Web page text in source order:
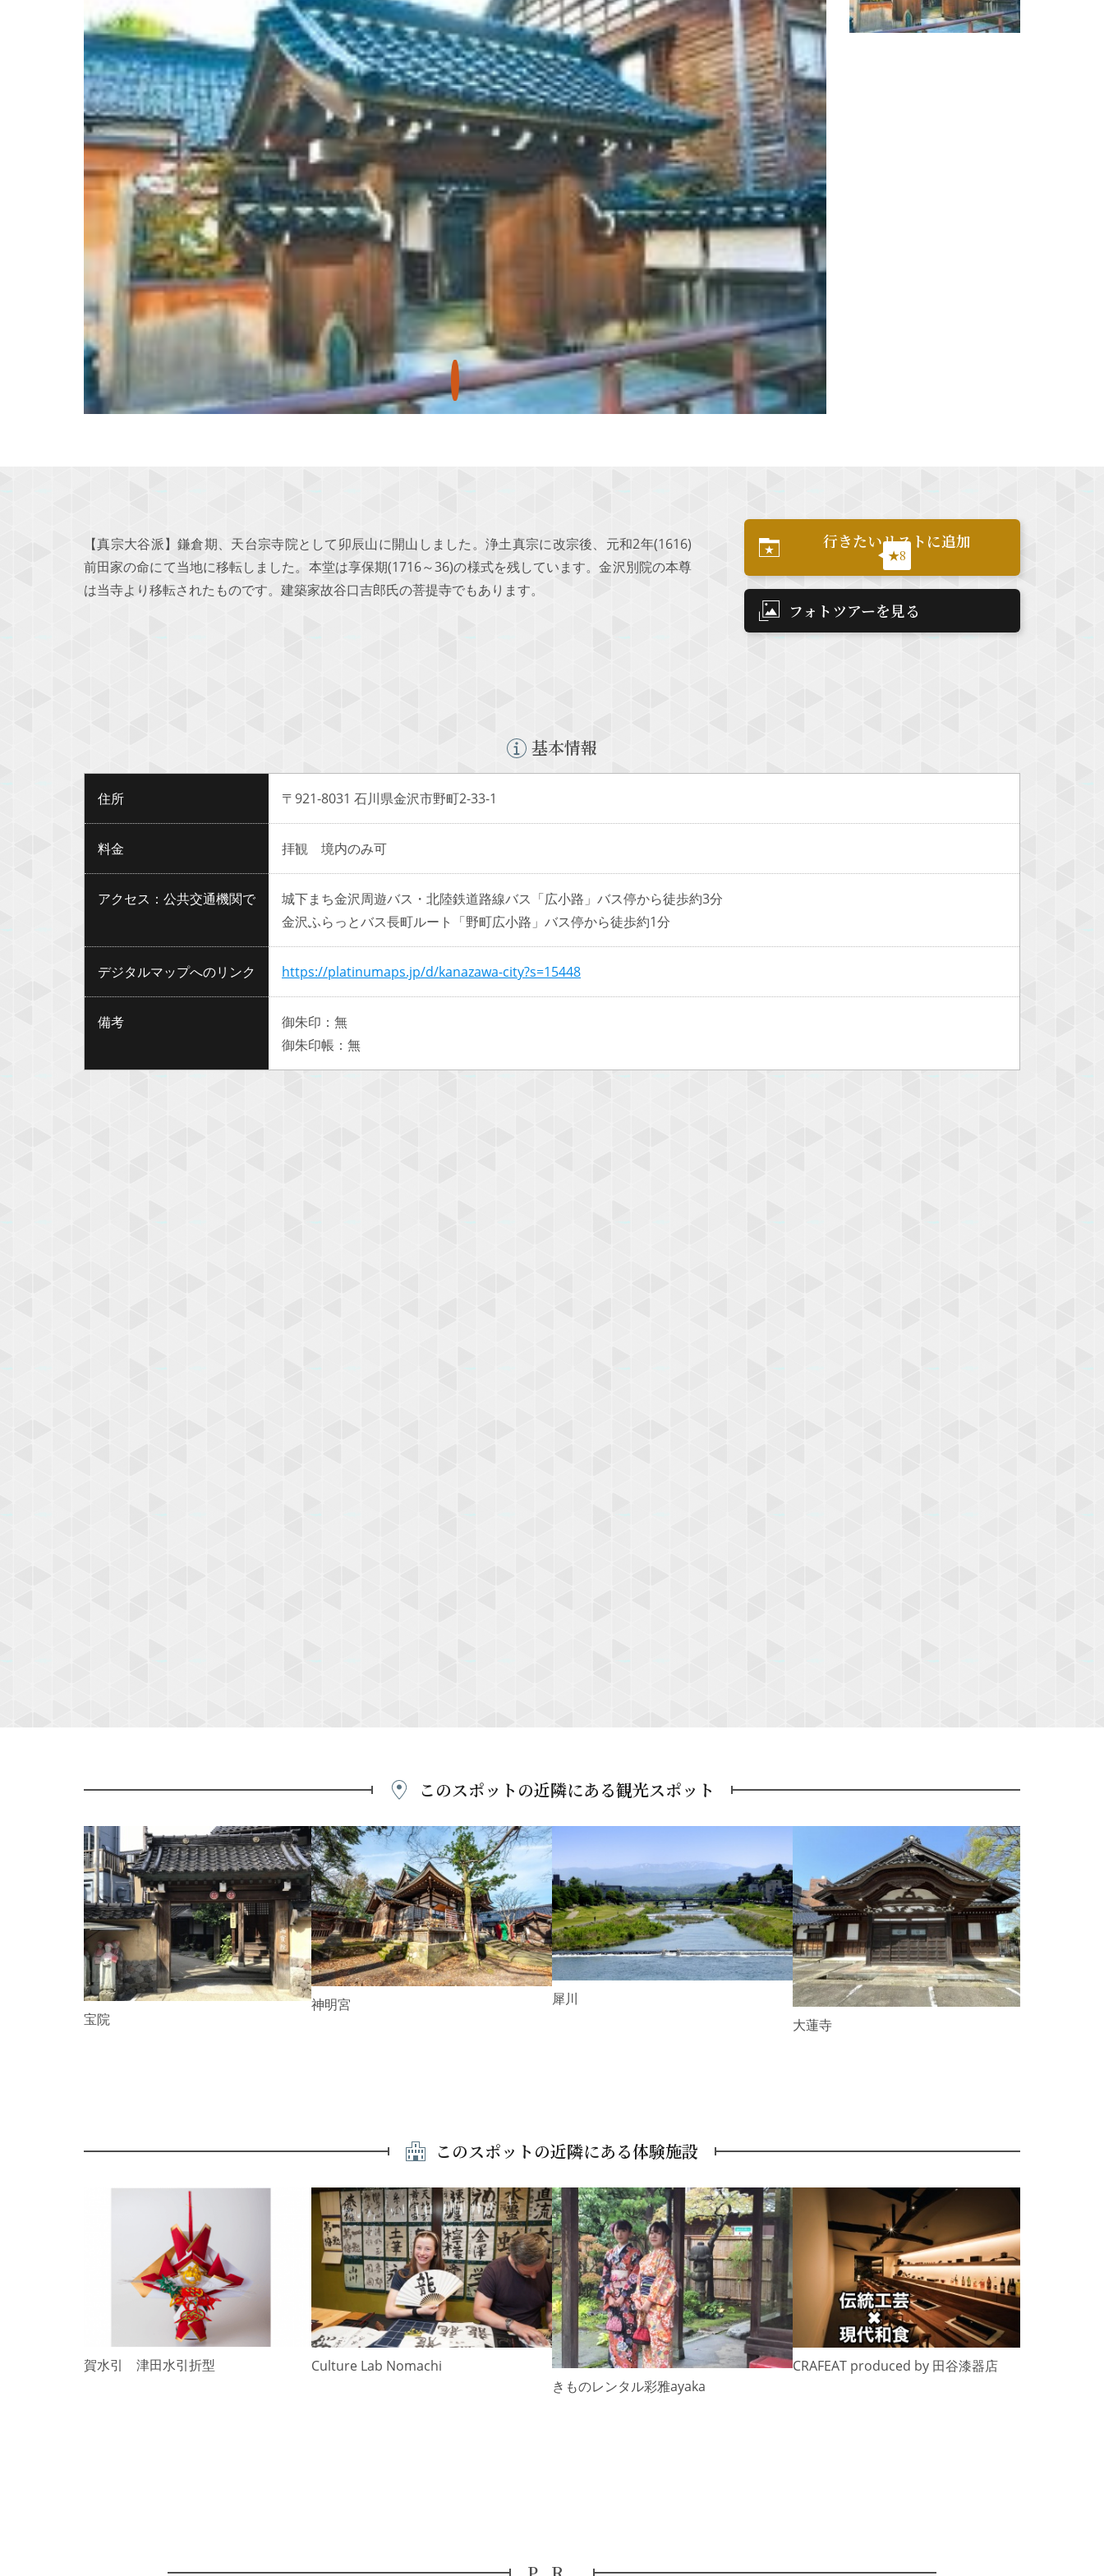
【真宗大谷派】鎌倉期、天台宗寺院として卯辰山に開山しました。浄土真宗に改宗後、元和2年(1616)
前田家の命にて当地に移転しました。本堂は享保期(1716～36)の様式を残しています。金沢別院の本尊
は当寺より移転されたものです。建築家故谷口吉郎氏の菩提寺でもあります。
行きたいリストに追加
★8
フォトツアーを見る
基本情報
住所 〒921-8031 石川県金沢市野町2-33-1
料金 拝観 境内のみ可
アクセス：公共交通機関で
城下まち金沢周遊バス・北陸鉄道路線バス「広小路」バス停から徒歩約3分
金沢ふらっとバス長町ルート「野町広小路」バス停から徒歩約1分
デジタルマップへのリンク https://platinumaps.jp/d/kanazawa-city?s=15448
備考
御朱印：無
御朱印帳：無
このスポットの近隣にある観光スポット
P
r
e
v
i
o
u
s
雨宝院
神明宮
犀川
大蓮寺
N
e
x
t
このスポットの近隣にある体験施設
加賀水引 津田水引折型
Culture Lab Nomachi
きものレンタル彩雅ayaka
CRAFEAT produced by 田谷漆器店
N
e
x
t